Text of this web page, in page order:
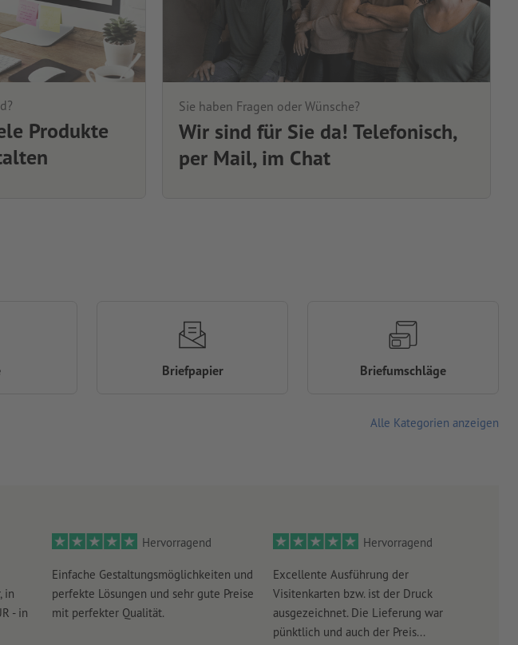
Produkte
Sie haben Fragen oder Wünsche?
Wir sind für Sie da! Telefonisch,
per Mail, im Chat
in
- in
Hervorragend
Einfache Gestaltungsmöglichkeiten und
perfekte Lösungen und sehr gute Preise
mit perfekter Qualität.
Hervorragend
Excellente Ausführung der
Visitenkarten bzw. ist der Druck
ausgezeichnet. Die Lieferung war
pünktlich und auch der Preis...
Briefpapier Briefumschläge
Alle Kategorien anzeigen